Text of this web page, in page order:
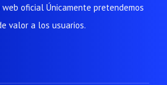
oficial Únicamente pretendemos
valor a los usuarios.